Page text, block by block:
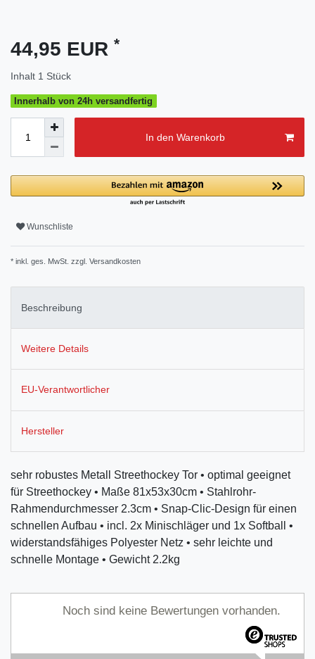
44,95 EUR *
Inhalt 1 Stück
Innerhalb von 24h versandfertig
In den Warenkorb
Wunschliste
* inkl. ges. MwSt. zzgl. Versandkosten
Beschreibung
Weitere Details
EU-Verantwortlicher
Hersteller
sehr robustes Metall Streethockey Tor • optimal geeignet
für Streethockey • Maße 81x53x30cm • Stahlrohr-
Rahmendurchmesser 2.3cm • Snap-Clic-Design für einen
schnellen Aufbau • incl. 2x Minischläger und 1x Softball •
widerstandsfähiges Polyester Netz • sehr leichte und
schnelle Montage • Gewicht 2.2kg
Noch sind keine Bewertungen vorhanden.